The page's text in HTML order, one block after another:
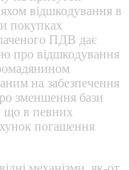
відшкодування в
покупках
ПДВ дає
про відшкодування
на забезпечення
зменшення бази
що в певних
погашення